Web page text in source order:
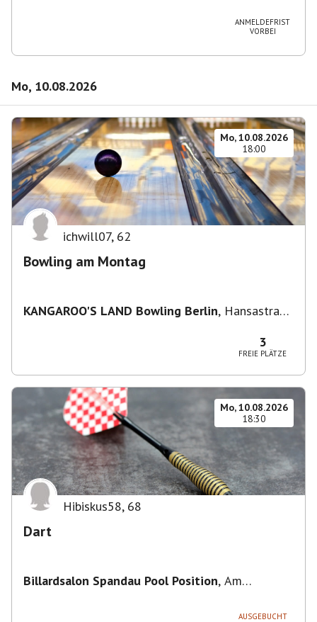
ANMELDEFRIST
VORBEI
Mo, 10.08.2026
Mo, 10.08.2026
18:00
ichwill07, 62
Bowling am Montag
KANGAROO'S LAND Bowling Berlin, Hansastraße
3
FREIE PLÄTZE
Mo, 10.08.2026
18:30
Hibiskus58, 68
Dart
Billardsalon Spandau Pool Position, Am
AUSGEBUCHT